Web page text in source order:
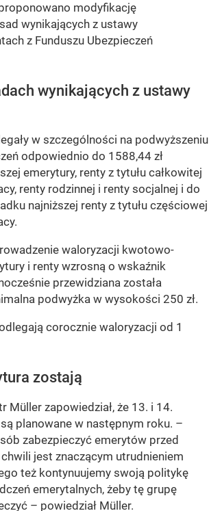
modyfikację
wynikających z ustawy
z Funduszu Ubezpieczeń
wynikających z ustawy
w szczególności na podwyższeniu
odpowiednio do 1588,44 zł
emerytury, renty z tytułu całkowitej
renty rodzinnej i renty socjalnej i do
najniższej renty z tytułu częściowej
waloryzacji kwotowo-
i renty wzrosną o wskaźnik
przewidziana została
podwyżka w wysokości 250 zł.
corocznie waloryzacji od 1
zostają
Müller zapowiedział, że 13. i 14.
planowane w następnym roku. –
zabezpieczyć emerytów przed
jest znaczącym utrudnieniem
też kontynuujemy swoją politykę
emerytalnych, żeby tę grupę
– powiedział Müller.